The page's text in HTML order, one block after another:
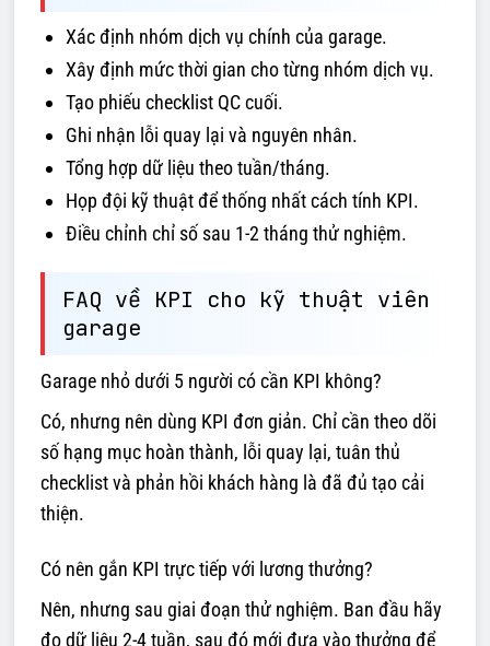
Xác định nhóm dịch vụ chính của garage.
Xây định mức thời gian cho từng nhóm dịch vụ.
Tạo phiếu checklist QC cuối.
Ghi nhận lỗi quay lại và nguyên nhân.
Tổng hợp dữ liệu theo tuần/tháng.
Họp đội kỹ thuật để thống nhất cách tính KPI.
Điều chỉnh chỉ số sau 1-2 tháng thử nghiệm.
FAQ về KPI cho kỹ thuật viên
garage
Garage nhỏ dưới 5 người có cần KPI không?
Có, nhưng nên dùng KPI đơn giản. Chỉ cần theo dõi
số hạng mục hoàn thành, lỗi quay lại, tuân thủ
checklist và phản hồi khách hàng là đã đủ tạo cải
thiện.
Có nên gắn KPI trực tiếp với lương thưởng?
Nên, nhưng sau giai đoạn thử nghiệm. Ban đầu hãy
đo dữ liệu 2-4 tuần, sau đó mới đưa vào thưởng để